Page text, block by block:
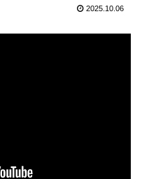
2025.10.06